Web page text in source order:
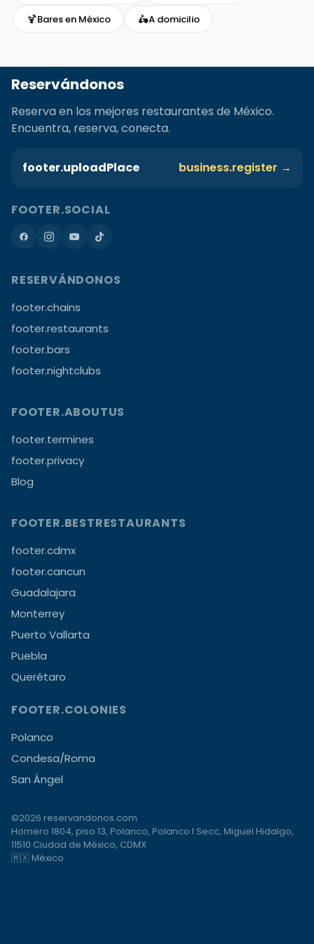
🍹Bares en México 🛵A domicilio
Reservándonos
Reserva en los mejores restaurantes de México.
Encuentra, reserva, conecta.
footer.uploadPlace business.register →
FOOTER.SOCIAL
RESERVÁNDONOS
footer.chains
footer.restaurants
footer.bars
footer.nightclubs
FOOTER.ABOUTUS
footer.termines
footer.privacy
Blog
FOOTER.BESTRESTAURANTS
footer.cdmx
footer.cancun
Guadalajara
Monterrey
Puerto Vallarta
Puebla
Querétaro
FOOTER.COLONIES
Polanco
Condesa/Roma
San Ángel
©2026 reservandonos.com
Homero 1804, piso 13, Polanco, Polanco I Secc, Miguel Hidalgo,
11510 Ciudad de México, CDMX
🇲🇽 México